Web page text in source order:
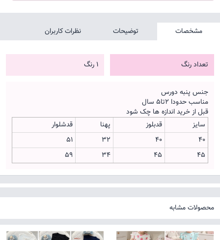
مشخصات توضیحات نظرات کاربران
تعداد رنگ 1 رنگ
جنس پنبه دورس
مناسب حدودا 2تا5 سال
قبل از خرید اندازه ها چک شود
سایز
قدبلوز پهنا
قدشلوار
40
40
32
51
45
45
34
59
محصولات مشابه